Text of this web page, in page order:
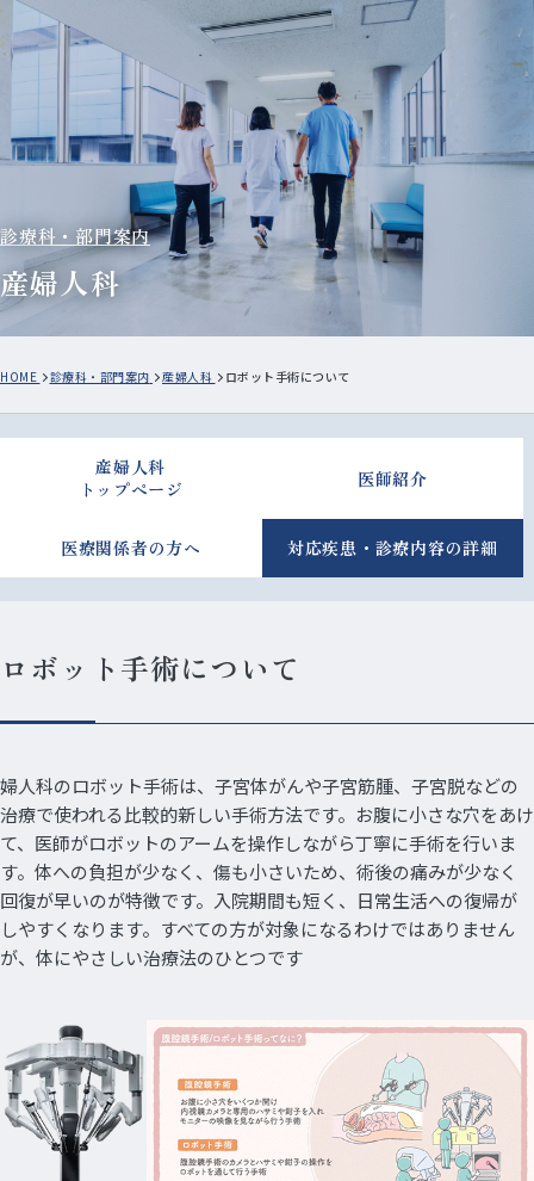
診療科・部門案内
産婦人科
HOME 診療科・部門案内 産婦人科 ロボット手術について
産婦人科
トップページ
医師紹介
医療関係者の方へ 対応疾患・診療内容の詳細
ロボット手術について
婦人科のロボット手術は、子宮体がんや子宮筋腫、子宮脱などの
治療で使われる比較的新しい手術方法です。お腹に小さな穴をあけ
て、医師がロボットのアームを操作しながら丁寧に手術を行いま
す。体への負担が少なく、傷も小さいため、術後の痛みが少なく
回復が早いのが特徴です。入院期間も短く、日常生活への復帰が
しやすくなります。すべての方が対象になるわけではありません
が、体にやさしい治療法のひとつです